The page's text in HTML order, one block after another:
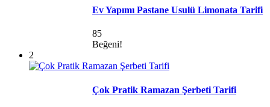
Ev Yapımı Pastane Usulü Limonata Tarifi
85
Beğeni!
2
Çok Pratik Ramazan Şerbeti Tarifi